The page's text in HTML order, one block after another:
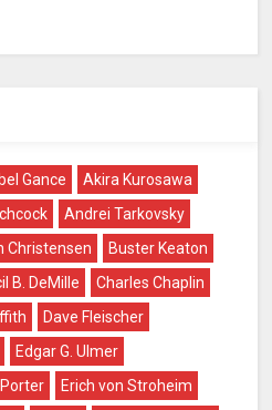
Gance
Akira Kurosawa
Andrei Tarkovsky
Christensen
Buster Keaton
B. DeMille
Charles Chaplin
Dave Fleischer
Edgar G. Ulmer
Porter
Erich von Stroheim